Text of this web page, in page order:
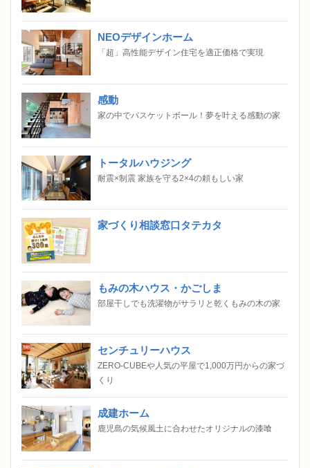
NEOデザインホーム
「超」高性能デザイン住宅を適正価格で実現
感動
家の中でバスケットボール！夢を叶える感動の家
トータルハウジング
耐震×制震 家族を守る2×4の頼もしい家
家づくり相談窓口タテカタ
もみの木ハウス・かごしま
部屋干しでも洗濯物がサラリと乾くもみの木の家
センチュリーハウス
ZERO-CUBEや人気の平屋で1,000万円からの家づ
くり
成建ホーム
鹿児島の気候風土に合わせたオリジナルの漆喰